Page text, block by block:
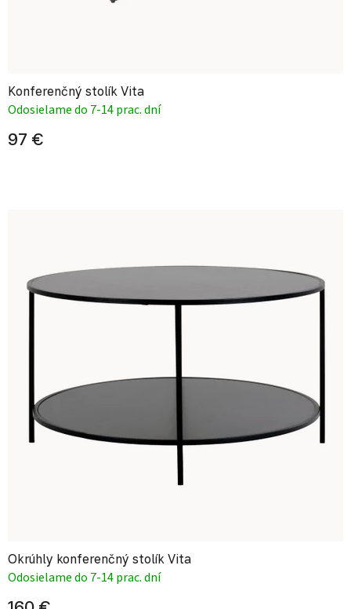
Konferenčný stolík Vita
Odosielame do 7-14 prac. dní
97 €
Okrúhly konferenčný stolík Vita
Odosielame do 7-14 prac. dní